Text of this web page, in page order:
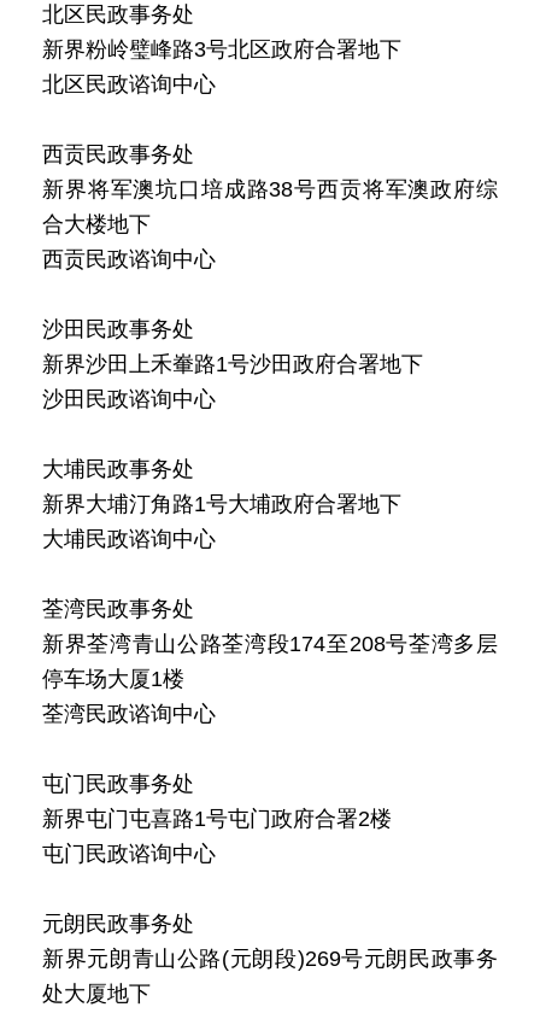
北区民政事务处
新界粉岭璧峰路3号北区政府合署地下
北区民政谘询中心
西贡民政事务处
新界将军澳坑口培成路38号西贡将军澳政府综
合大楼地下
西贡民政谘询中心
沙田民政事务处
新界沙田上禾輋路1号沙田政府合署地下
沙田民政谘询中心
大埔民政事务处
新界大埔汀角路1号大埔政府合署地下
大埔民政谘询中心
荃湾民政事务处
新界荃湾青山公路荃湾段174至208号荃湾多层
停车场大厦1楼
荃湾民政谘询中心
屯门民政事务处
新界屯门屯喜路1号屯门政府合署2楼
屯门民政谘询中心
元朗民政事务处
新界元朗青山公路(元朗段)269号元朗民政事务
处大厦地下